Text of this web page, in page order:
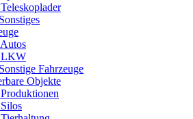
LKW
Fahrzeuge
Objekte